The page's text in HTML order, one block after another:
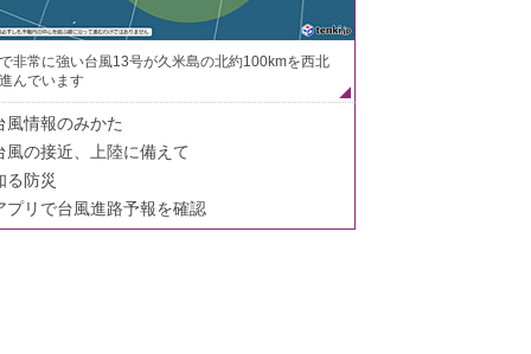
非常に強い台風13号が久米島の北約100kmを西北
んでいます
風情報のみかた
風の接近、上陸に備えて
る防災
プリで台風進路予報を確認